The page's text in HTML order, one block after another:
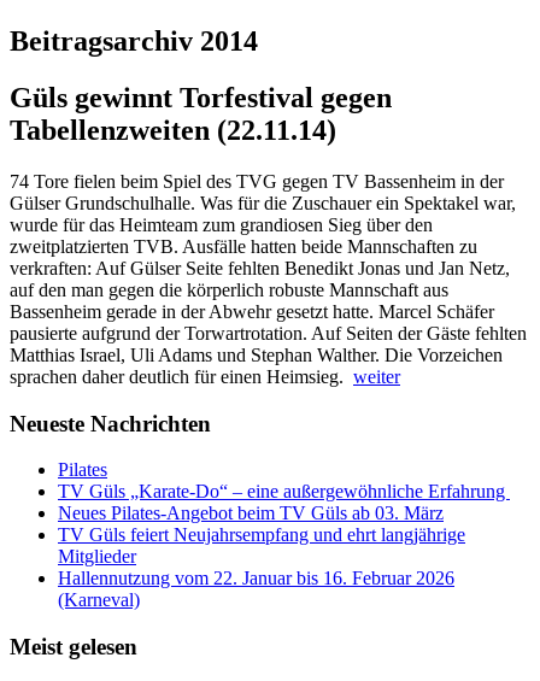
Beitragsarchiv 2014
Güls gewinnt Torfestival gegen
Tabellenzweiten (22.11.14)
74 Tore fielen beim Spiel des TVG gegen TV Bassenheim in der
Gülser Grundschulhalle. Was für die Zuschauer ein Spektakel war,
wurde für das Heimteam zum grandiosen Sieg über den
zweitplatzierten TVB. Ausfälle hatten beide Mannschaften zu
verkraften: Auf Gülser Seite fehlten Benedikt Jonas und Jan Netz,
auf den man gegen die körperlich robuste Mannschaft aus
Bassenheim gerade in der Abwehr gesetzt hatte. Marcel Schäfer
pausierte aufgrund der Torwartrotation. Auf Seiten der Gäste fehlten
Matthias Israel, Uli Adams und Stephan Walther. Die Vorzeichen
sprachen daher deutlich für einen Heimsieg. weiter
Neueste Nachrichten
Pilates
TV Güls „Karate-Do“ – eine außergewöhnliche Erfahrung
Neues Pilates-Angebot beim TV Güls ab 03. März
TV Güls feiert Neujahrsempfang und ehrt langjährige
Mitglieder
Hallennutzung vom 22. Januar bis 16. Februar 2026
(Karneval)
Meist gelesen